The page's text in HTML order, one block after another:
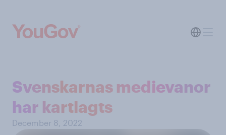
Svenskarnas medievanor
har kartlagts
December 8, 2022